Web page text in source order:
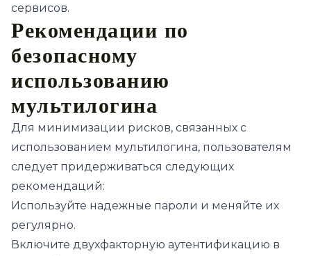
сервисов.
Рекомендации по
безопасному
использованию
мультилогина
Для минимизации рисков, связанных с
использованием мультилогина, пользователям
следует придерживаться следующих
рекомендаций:
Используйте надежные пароли и меняйте их
регулярно.
Включите двухфакторную аутентификацию в